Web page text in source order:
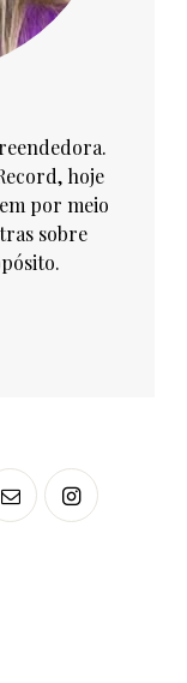
hoje
por meio
sobre